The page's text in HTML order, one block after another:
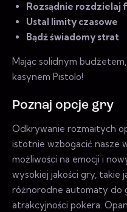
Rozsądnie rozdzielaj
Ustal limity czasowe
Bądź świadomy strat
Mając solidnym
kasynem Pistolo!
Poznaj opcje gry
Odkrywanie rozmaitych
istotnie wzbogacić nasze
możliwości na emocji i
wysokiej jakości gry, takie
różnorodne automaty do
atrakcyjności pokera.